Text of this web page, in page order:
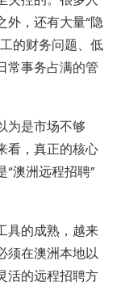
外，还有大量“隐
的财务问题、低
常事务占满的管
为是市场不够
看，真正的核心
“澳洲远程招聘”
具的成熟，越来
须在澳洲本地以
活的远程招聘方